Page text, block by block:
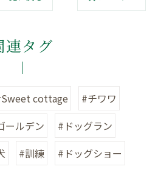
連タグ
cottage
#チワワ
ールデン
#ドッグラン
#訓練 #ドッグショー